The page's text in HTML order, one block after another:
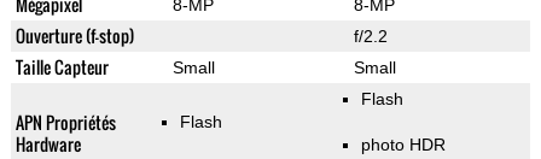
8-MP 8-MP
Ouverture (f-stop) f/2.2
Taille Capteur Small Small
APN Propriétés
Hardware
Flash
Flash
photo HDR